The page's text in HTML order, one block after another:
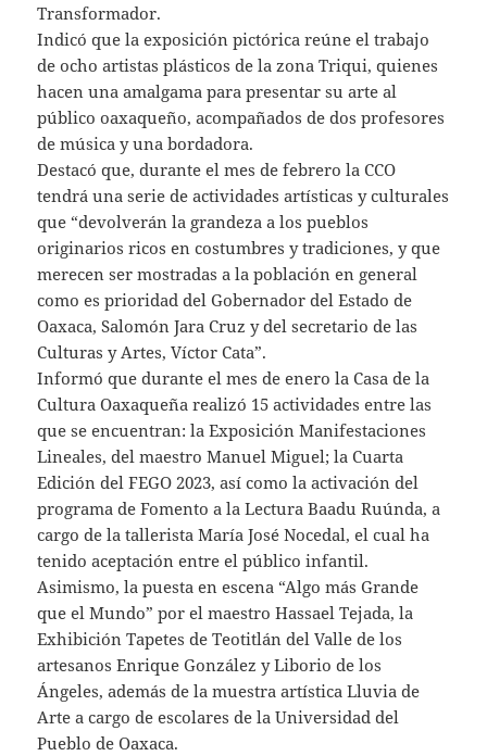
Transformador.
Indicó que la exposición pictórica reúne el trabajo
de ocho artistas plásticos de la zona Triqui, quienes
hacen una amalgama para presentar su arte al
público oaxaqueño, acompañados de dos profesores
de música y una bordadora.
Destacó que, durante el mes de febrero la CCO
tendrá una serie de actividades artísticas y culturales
que “devolverán la grandeza a los pueblos
originarios ricos en costumbres y tradiciones, y que
merecen ser mostradas a la población en general
como es prioridad del Gobernador del Estado de
Oaxaca, Salomón Jara Cruz y del secretario de las
Culturas y Artes, Víctor Cata”.
Informó que durante el mes de enero la Casa de la
Cultura Oaxaqueña realizó 15 actividades entre las
que se encuentran: la Exposición Manifestaciones
Lineales, del maestro Manuel Miguel; la Cuarta
Edición del FEGO 2023, así como la activación del
programa de Fomento a la Lectura Baadu Ruúnda, a
cargo de la tallerista María José Nocedal, el cual ha
tenido aceptación entre el público infantil.
Asimismo, la puesta en escena “Algo más Grande
que el Mundo” por el maestro Hassael Tejada, la
Exhibición Tapetes de Teotitlán del Valle de los
artesanos Enrique González y Liborio de los
Ángeles, además de la muestra artística Lluvia de
Arte a cargo de escolares de la Universidad del
Pueblo de Oaxaca.